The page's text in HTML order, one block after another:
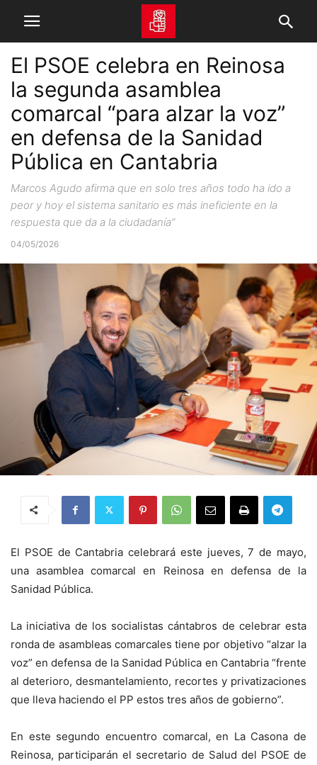
El PSOE celebra en Reinosa
la segunda asamblea
comarcal “para alzar la voz”
en defensa de la Sanidad
Pública en Cantabria
Marcos Agudo afirma que en solo tres años todo ha ido a
peor y hoy el sistema sanitario es más ineficiente en la
respuesta que da a la ciudadanía”
04/05/2026
El PSOE de Cantabria celebrará este jueves, 7 de mayo,
una asamblea comarcal en Reinosa en defensa de la
Sanidad Pública.
La iniciativa de los socialistas cántabros de celebrar esta
ronda de asambleas comarcales tiene por objetivo “alzar la
voz” en defensa de la Sanidad Pública en Cantabria “frente
al deterioro, desmantelamiento, recortes y privatizaciones
que lleva haciendo el PP estos tres años de gobierno”.
En este segundo encuentro comarcal, en La Casona de
Reinosa, participarán el secretario de Salud del PSOE de